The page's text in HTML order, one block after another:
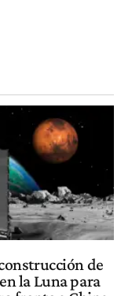
de
la Luna para